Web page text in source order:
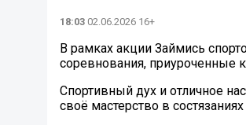
18:03 02.06.2026 16+
В рамках акции Займись
соревнования, приуроченные
Спортивный дух и отличное
своё мастерство в